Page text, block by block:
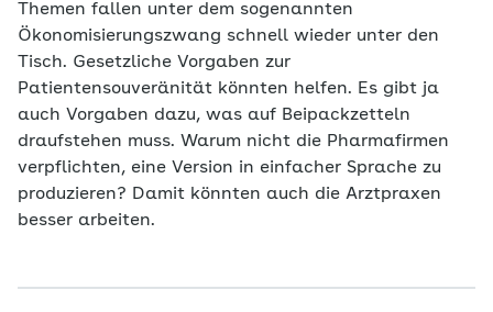
Themen fallen unter dem sogenannten
Ökonomisierungszwang schnell wieder unter den
Tisch. Gesetzliche Vorgaben zur
Patientensouveränität könnten helfen. Es gibt ja
auch Vorgaben dazu, was auf Beipackzetteln
draufstehen muss. Warum nicht die Pharmafirmen
verpflichten, eine Version in einfacher Sprache zu
produzieren? Damit könnten auch die Arztpraxen
besser arbeiten.